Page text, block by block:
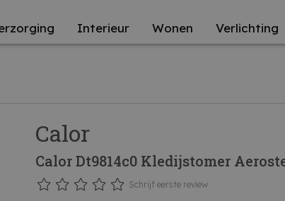
Interieur Wonen Verlichting
Calor
Calor Dt9814c0 Kledijstomer
Schrijf eerste review